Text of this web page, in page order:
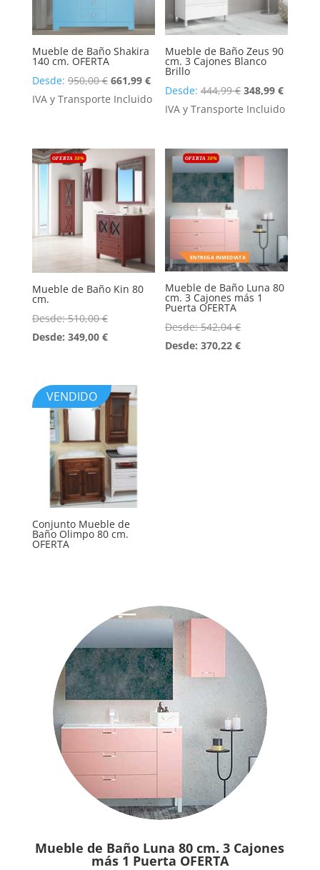
Mueble de Baño Shakira
140 cm. OFERTA
Desde: 950,00€ El
precio
950,00 €.
661,99 €El
precio
actual
661,99 €.
IVA y Transporte Incluido
Mueble de Baño Zeus 90
cm. 3 Cajones Blanco
Brillo
Desde:444,99€ El
precio
era:
348,99€El
precio
es:
IVA y Transporte Incluido
OFERTA 30%
Mueble de Baño Kin 80
cm.
Desde:510,00€
Desde: 349,00 €
ENTREGA INMEDIATA
OFERTA 30%
Mueble de Baño Luna 80
cm. 3 Cajones más 1
Puerta OFERTA
Desde:542,04€
Desde:370,22€
VENDIDO
Conjunto Mueble de
Baño Olimpo 80 cm.
OFERTA
Mueble de Baño Luna 80 cm. 3 Cajones
más 1 Puerta OFERTA